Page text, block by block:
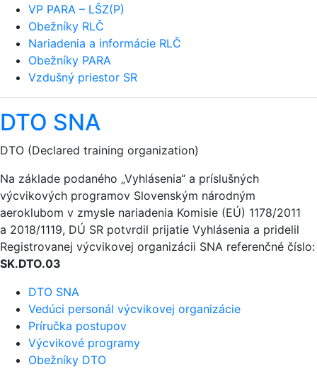
VP PARA – LŠZ(P)
Obežníky RLČ
Nariadenia a informácie RLČ
Obežníky PARA
Vzdušný priestor SR
DTO SNA
DTO (Declared training organization)
Na základe podaného „Vyhlásenia“ a príslušných
výcvikových programov Slovenským národným
aeroklubom v zmysle nariadenia Komisie (EÚ) 1178/2011
a 2018/1119, DÚ SR potvrdil prijatie Vyhlásenia a pridelil
Registrovanej výcvikovej organizácii SNA referenčné číslo:
SK.DTO.03
DTO SNA
Vedúci personál výcvikovej organizácie
Príručka postupov
Výcvikové programy
Obežníky DTO